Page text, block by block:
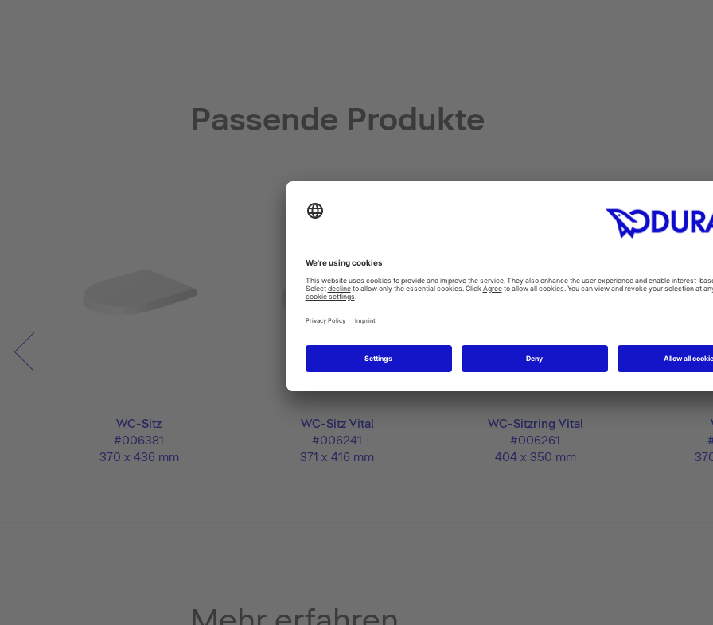
Passende Produkte
WC-Sitz
#006381
370 x 436 mm
WC-Sitz Vital
#006241
371 x 416 mm
WC-Sitzring Vital
#006261
404 x 350 mm